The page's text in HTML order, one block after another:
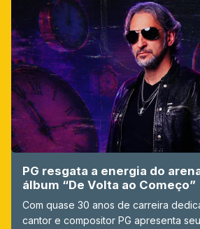
PG resgata a energia do
álbum “De Volta ao Começo”
Com quase 30 anos de carreira
cantor e compositor PG apresenta